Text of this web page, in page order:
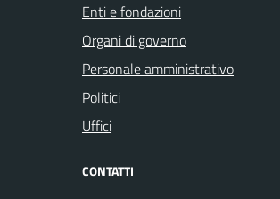
Enti e fondazioni
Organi di governo
Personale amministrativo
Politici
Uffici
CONTATTI